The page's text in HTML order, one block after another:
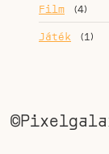
Film (4)
Játék (1)